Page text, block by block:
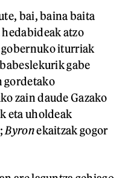
bai, baina baita
atzo
gobernuko iturriak
gabe
gordetako
zain daude Gazako
eta uholdeak
Byronekaitzak gogor